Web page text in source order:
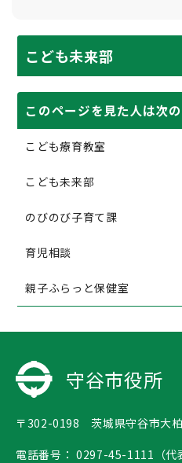
こども未来部
このページを見た人は次
こども療育教室
こども未来部
のびのび子育て課
育児相談
親子ふらっと保健室
守谷市役所
〒302-0198 茨城県守谷市大
電話番号： 0297-45-1111（代